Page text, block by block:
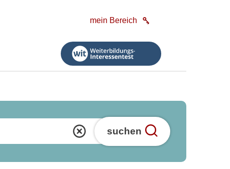
mein Bereich
suchen